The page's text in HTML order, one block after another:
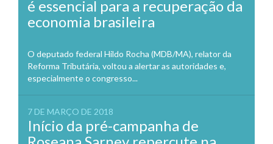
é essencial para a recuperação da
economia brasileira
O deputado federal Hildo Rocha (MDB/MA), relator da
Reforma Tributária, voltou a alertar as autoridades e,
especialmente o congresso...
7 DE MARÇO DE 2018
Início da pré-campanha de